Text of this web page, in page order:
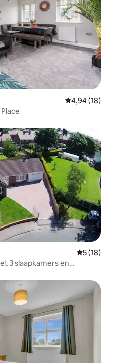
Gemiddelde
4,94 (18)
5 (18)
3 slaapkamers en